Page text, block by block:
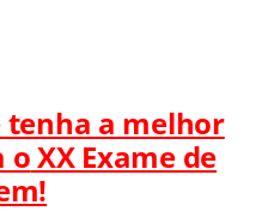
tenha a melhor
oXX Exame de